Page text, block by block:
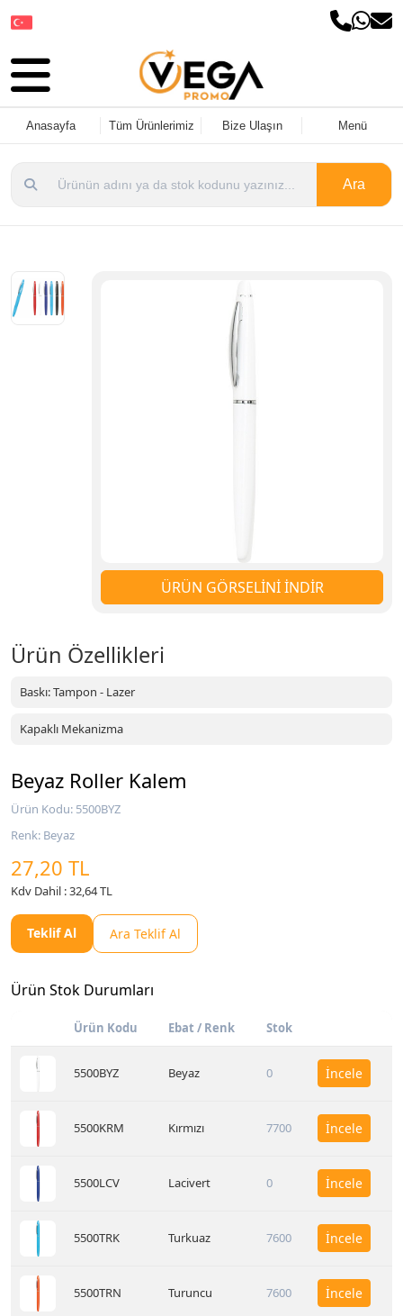
Anasayfa Tüm Ürünlerimiz Bize Ulaşın Menü
Ara
ÜRÜN GÖRSELİNİ İNDİR
Ürün Özellikleri
Baskı: Tampon - Lazer
Kapaklı Mekanizma
Beyaz Roller Kalem
Ürün Kodu: 5500BYZ
Renk: Beyaz
27,20 TL
Kdv Dahil : 32,64 TL
Teklif Al Ara Teklif Al
Ürün Stok Durumları
Ürün Kodu Ebat / Renk Stok
5500BYZ Beyaz 0 İncele
5500KRM Kırmızı 7700 İncele
5500LCV Lacivert 0 İncele
5500TRK Turkuaz 7600 İncele
5500TRN Turuncu 7600 İncele